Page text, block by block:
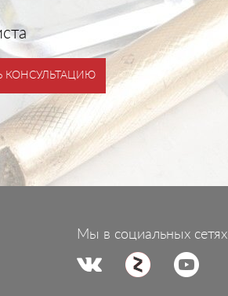
КОНСУЛЬТАЦИЮ
Мы в социальных сетях